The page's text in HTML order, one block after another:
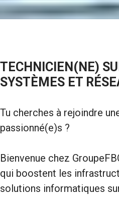
TECHNICIEN(NE)
SYSTÈMES ET
Tu cherches à rejoindre
passionné(e)s ?
Bienvenue chez
qui boostent les
solutions informatiques